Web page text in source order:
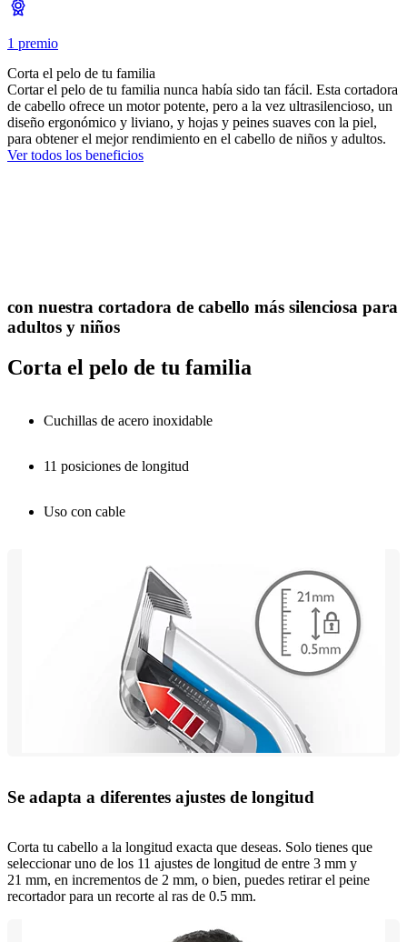
1 premio
Corta el pelo de tu familia
Cortar el pelo de tu familia nunca había sido tan fácil. Esta cortadora
de cabello ofrece un motor potente, pero a la vez ultrasilencioso, un
diseño ergonómico y liviano, y hojas y peines suaves con la piel,
para obtener el mejor rendimiento en el cabello de niños y adultos.
Ver todos los beneficios
con nuestra cortadora de cabello más silenciosa para
adultos y niños
Corta el pelo de tu familia
Cuchillas de acero inoxidable
11 posiciones de longitud
Uso con cable
Se adapta a diferentes ajustes de longitud
Corta tu cabello a la longitud exacta que deseas. Solo tienes que
seleccionar uno de los 11 ajustes de longitud de entre 3 mm y
21 mm, en incrementos de 2 mm, o bien, puedes retirar el peine
recortador para un recorte al ras de 0.5 mm.